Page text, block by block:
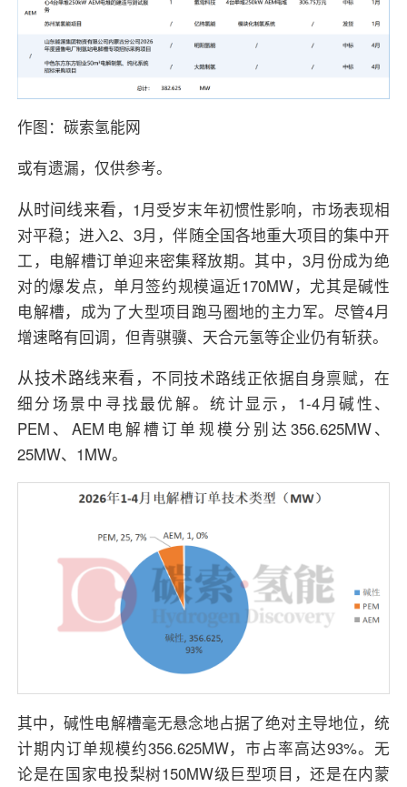
作图：碳索氢能网
或有遗漏，仅供参考。
从时间线来看， 1月受岁末年初惯性影响，市场表现相
对平稳；进入2、3月，伴随全国各地重大项目的集中开
工，电解槽订单迎来密集释放期。其中，3月份成为绝
对的爆发点，单月签约规模逼近170MW，尤其是碱性
电解槽，成为了大型项目跑马圈地的主力军。尽管4月
增速略有回调，但青骐骥、天合元氢等企业仍有斩获。
从技术路线来看， 不同技术路线正依据自身禀赋，在
细分场景中寻找最优解。统计显示，1-4月碱性、
PEM、AEM电解槽订单规模分别达356.625MW、
25MW、1MW。
其中，碱性电解槽毫无悬念地占据了绝对主导地位，统
计期内订单规模约356.625MW，市占率高达93%。无
论是在国家电投梨树150MW级巨型项目，还是在内蒙